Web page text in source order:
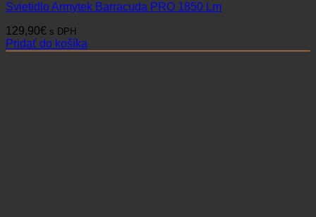
Svietidlo Armytek Barracuda PRO 1850 Lm
129,90€ s DPH
Pridať do košíka